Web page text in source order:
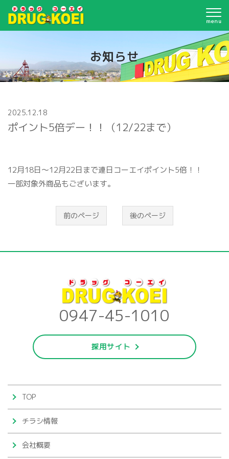
menu
お知らせ
2025.12.18
ポイント5倍デー！！（12/22まで）
12月18日～12月22日まで連日コーエイポイント5倍！！
一部対象外商品もございます。
前のページ 後のページ
0947-45-1010
採用サイト
TOP
チラシ情報
会社概要